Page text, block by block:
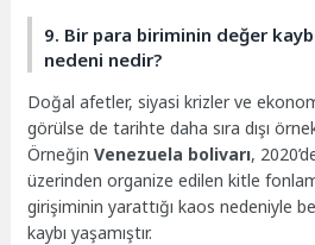
9. Bir para biriminin değer
nedeni nedir?
Doğal afetler, siyasi krizler ve
görülse de tarihte daha sıra dışı
ÖrneğinVenezuela bolivarı,
üzerinden organize edilen kitle
girişiminin yarattığı kaos nedeniyle
kaybı yaşamıştır.